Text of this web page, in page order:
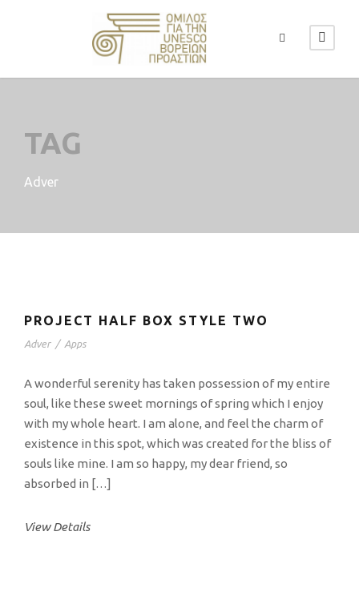
TAG
Adver
PROJECT HALF BOX STYLE TWO
Adver / Apps
A wonderful serenity has taken possession of my entire
soul, like these sweet mornings of spring which I enjoy
with my whole heart. I am alone, and feel the charm of
existence in this spot, which was created for the bliss of
souls like mine. I am so happy, my dear friend, so
absorbed in […]
View Details